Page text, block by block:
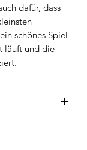
dafür, dass
schönes Spiel
läuft und die